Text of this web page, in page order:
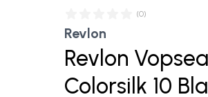
(0)
Revlon
Revlon
Colorsilk 10